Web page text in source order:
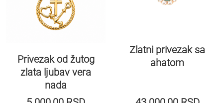
Privezak od žutog
zlata ljubav vera
nada
Zlatni privezak sa
ahatom